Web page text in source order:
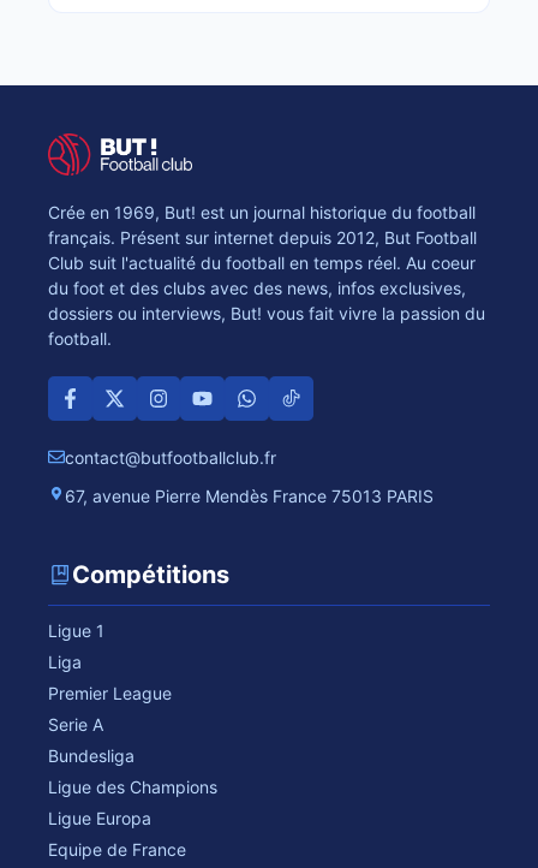
Crée en 1969, But! est un journal historique du football
français. Présent sur internet depuis 2012, But Football
Club suit l'actualité du football en temps réel. Au coeur
du foot et des clubs avec des news, infos exclusives,
dossiers ou interviews, But! vous fait vivre la passion du
football.
contact@butfootballclub.fr
67, avenue Pierre Mendès France 75013 PARIS
Compétitions
Ligue 1
Liga
Premier League
Serie A
Bundesliga
Ligue des Champions
Ligue Europa
Equipe de France